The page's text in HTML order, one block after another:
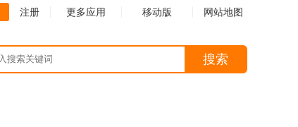
注册 更多应用 移动版 网站地图
搜索